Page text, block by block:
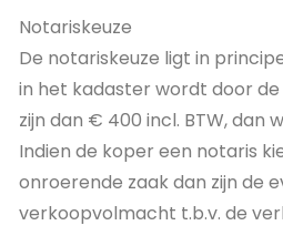
Notariskeuze
De notariskeuze ligt in
in het kadaster wordt door
zijn dan € 400 incl. BTW,
Indien de koper een notaris
onroerende zaak dan zijn de
verkoopvolmacht t.b.v. de